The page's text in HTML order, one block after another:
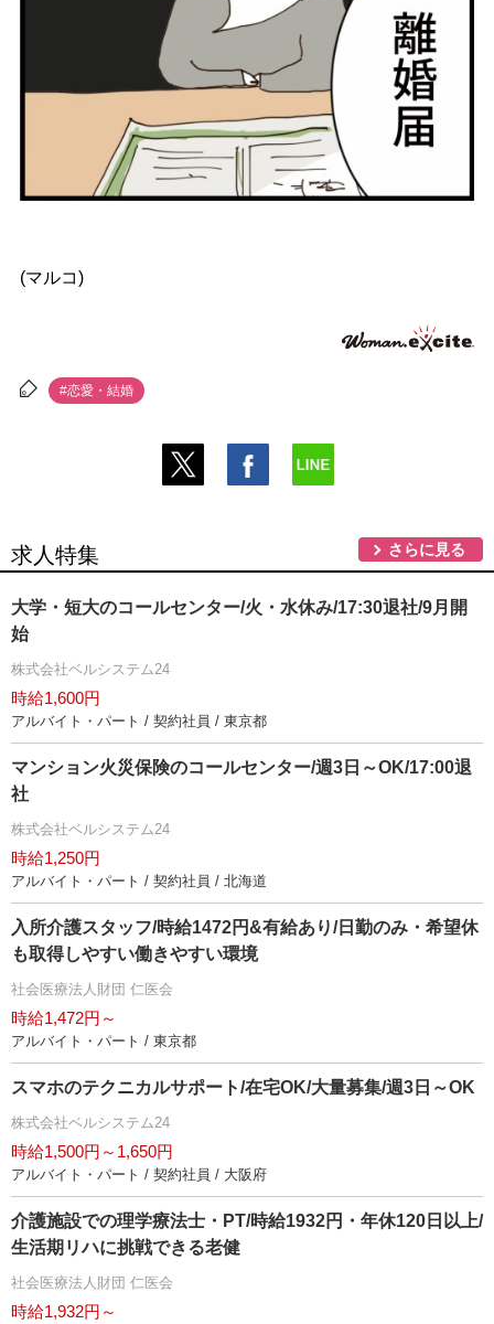
(マルコ)
#恋愛・結婚
求人特集 さらに見る
大学・短大のコールセンター/火・水休み/17:30退社/9月開
始
株式会社ベルシステム24
時給1,600円
アルバイト・パート / 契約社員 / 東京都
マンション火災保険のコールセンター/週3日～OK/17:00退
社
株式会社ベルシステム24
時給1,250円
アルバイト・パート / 契約社員 / 北海道
入所介護スタッフ/時給1472円&有給あり/日勤のみ・希望休
も取得しやすい働きやすい環境
社会医療法人財団 仁医会
時給1,472円～
アルバイト・パート / 東京都
スマホのテクニカルサポート/在宅OK/大量募集/週3日～OK
株式会社ベルシステム24
時給1,500円～1,650円
アルバイト・パート / 契約社員 / 大阪府
介護施設での理学療法士・PT/時給1932円・年休120日以上/
生活期リハに挑戦できる老健
社会医療法人財団 仁医会
時給1,932円～